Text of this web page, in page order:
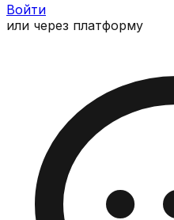
Войти
или через платформу